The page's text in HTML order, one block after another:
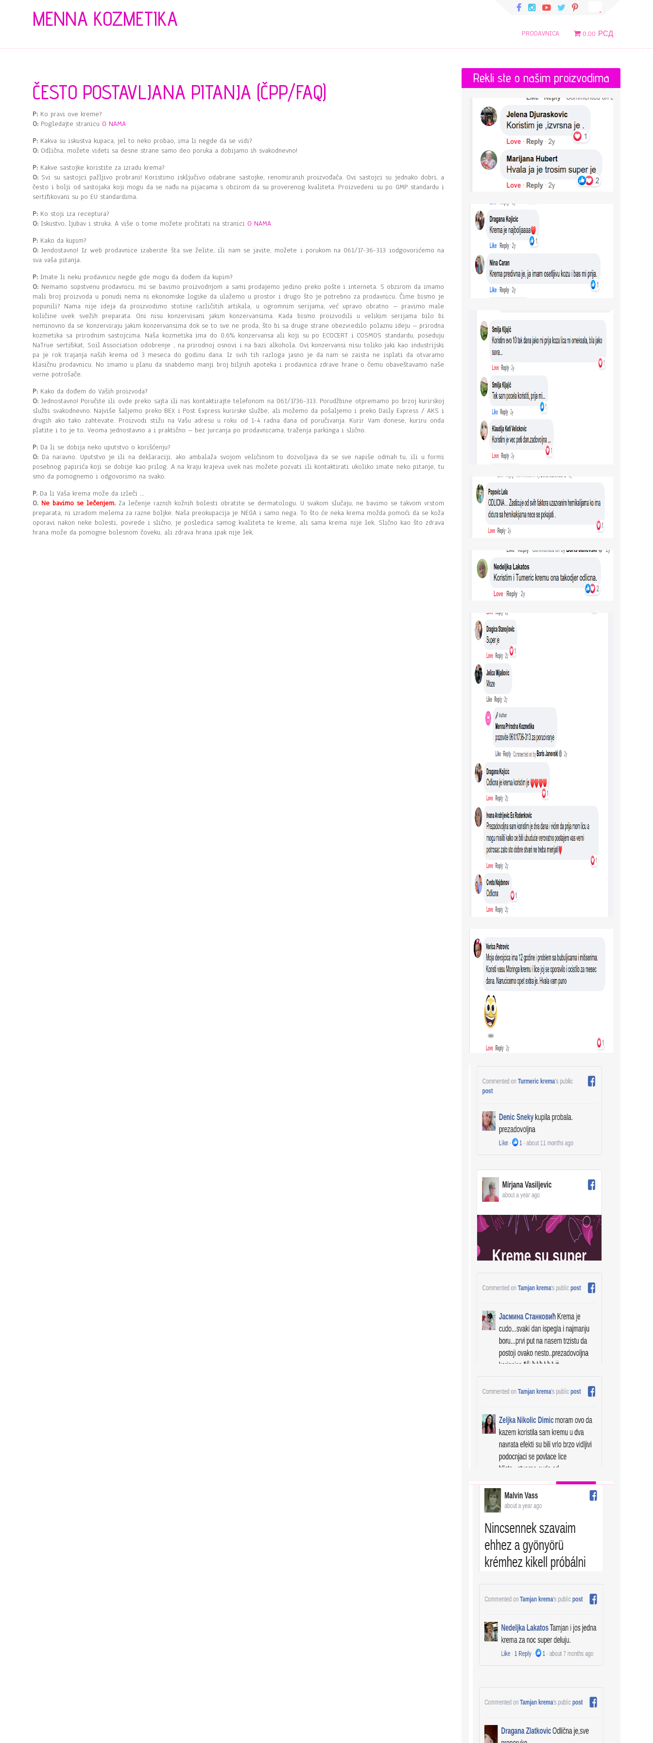
MENNA KOZMETIKA
PRODAVNICA 0,00 РСД
ČESTO POSTAVLJANA PITANJA (ČPP/FAQ)
P: Ko pravi ove kreme?
O: Pogledajte stranicu O NAMA
P: Kakva su iskustva kupaca, jel to neko probao, ima li negde da se vidi?
O: Odlična, možete videti sa desne strane samo deo poruka a dobijamo ih svakodnevno!
P: Kakve sastojke koristite za izradu krema?
O: Svi su sastojci pažljivo probrani! Koristimo isključivo odabrane sastojke, renomiranih proizvođača. Ovi sastojci su jednako dobri, a
često i bolji od sastojaka koji mogu da se nađu na pijacama s obzirom da su proverenog kvaliteta. Proizvedeni su po GMP standardu i
sertifikovani su po EU standardima.
P: Ko stoji iza receptura?
O: Iskustvo, ljubav i struka. A više o tome možete pročitati na stranici O NAMA
P: Kako da kupim?
O: Jendostavno! Iz web prodavnice izaberite šta sve želite, ili nam se javite, možete i porukom na 061/17-36-313 iodgovorićemo na
sva vaša pitanja.
P: Imate li neku prodavnicu negde gde mogu da dođem da kupim?
O: Nemamo sopstvenu prodavnicu, mi se bavimo proizvodnjom a sami prodajemo jedino preko pošte i interneta. S obzirom da imamo
mali broj proizvoda u ponudi nema ni ekonomske logike da ulažemo u prostor i drugo što je potrebno za prodavnicu. Čime bismo je
popunili? Nama nije ideja da proizvodimo stotine različitih artikala, u ogromnim serijama, već upravo obratno – pravimo male
količine uvek svežih preparata. Oni nisu konzervisani jakim konzervansima. Kada bismo proizvodili u velikim serijama bilo bi
neminovno da se konzerviraju jakim konzervansima dok se to sve ne proda, što bi sa druge strane obezvredilo polaznu ideju – prirodna
kozmetika sa prirodnim sastojcima. Naša kozmetika ima do 0.6% konzervansa ali koji su po ECOCERT i COSMOS standardu, poseduju
NaTrue sertifikat, Soil Association odobrenje , na prirodnoj osnovi i na bazi alkohola. Ovi konzervansi nisu toliko jaki kao industrijski
pa je rok trajanja naših krema od 3 meseca do godinu dana. Iz svih tih razloga jasno je da nam se zaista ne isplati da otvaramo
klasičnu prodavnicu. No imamo u planu da snabdemo manji broj biljnih apoteka i prodavnica zdrave hrane o čemu obaveštavamo naše
verne potrošače.
P: Kako da dođem do Vaših proizvoda?
O: Jednostavno! Poručite ili ovde preko sajta ili nas kontaktirajte telefonom na 061/1736-313. Porudžbine otpremamo po brzoj kurirskoj
službi svakodnevno. Najviše šaljemo preko BEX i Post Express kurirske službe, ali možemo da pošaljemo i preko Daily Express / AKS i
drugih ako tako zahtevate. Proizvodi stižu na Vašu adresu u roku od 1-4 radna dana od poručivanja. Kurir Vam donese, kuriru onda
platite i to je to. Veoma jednostavno a i praktično – bez jurcanja po prodavnicama, traženja parkinga i slično.
P: Da li se dobija neko uputstvo o korišćenju?
O: Da naravno. Uputstvo je ili na deklaraciji, ako ambalaža svojom veličinom to dozvoljava da se sve napiše odmah tu, ili u formi
posebnog papirića koji se dobije kao prilog. A na kraju krajeva uvek nas možete pozvati ili kontaktirati ukoliko imate neko pitanje, tu
smo da pomognemo i odgovorimo na svako.
P. Da li Vaša krema može da izleči …
O. Ne bavimo se lečenjem. Za lečenje raznih kožnih bolesti obratite se dermatologu. U svakom slučaju, ne bavimo se takvom vrstom
preparata, ni izradom melema za razne boljke. Naša preokupacija je NEGA i samo nega. To što će neka krema možda pomoći da se koža
oporavi nakon neke bolesti, povrede i slično, je posledica samog kvaliteta te kreme, ali sama krema nije lek. Slično kao što zdrava
hrana može da pomogne bolesnom čoveku, ali zdrava hrana ipak nije lek.
Rekli ste o našim proizvodima